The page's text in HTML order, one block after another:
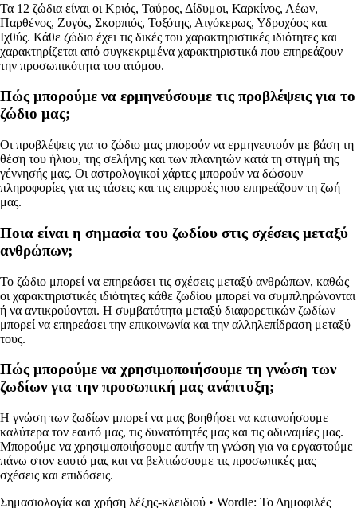
Τα 12 ζώδια είναι οι Κριός, Ταύρος, Δίδυμοι, Καρκίνος, Λέων,
Παρθένος, Ζυγός, Σκορπιός, Τοξότης, Αιγόκερως, Υδροχόος και
Ιχθύς. Κάθε ζώδιο έχει τις δικές του χαρακτηριστικές ιδιότητες και
χαρακτηρίζεται από συγκεκριμένα χαρακτηριστικά που επηρεάζουν
την προσωπικότητα του ατόμου.
Πώς μπορούμε να ερμηνεύσουμε τις προβλέψεις για το
ζώδιο μας;
Οι προβλέψεις για το ζώδιο μας μπορούν να ερμηνευτούν με βάση τη
θέση του ήλιου, της σελήνης και των πλανητών κατά τη στιγμή της
γέννησής μας. Οι αστρολογικοί χάρτες μπορούν να δώσουν
πληροφορίες για τις τάσεις και τις επιρροές που επηρεάζουν τη ζωή
μας.
Ποια είναι η σημασία του ζωδίου στις σχέσεις μεταξύ
ανθρώπων;
Το ζώδιο μπορεί να επηρεάσει τις σχέσεις μεταξύ ανθρώπων, καθώς
οι χαρακτηριστικές ιδιότητες κάθε ζωδίου μπορεί να συμπληρώνονται
ή να αντικρούονται. Η συμβατότητα μεταξύ διαφορετικών ζωδίων
μπορεί να επηρεάσει την επικοινωνία και την αλληλεπίδραση μεταξύ
τους.
Πώς μπορούμε να χρησιμοποιήσουμε τη γνώση των
ζωδίων για την προσωπική μας ανάπτυξη;
Η γνώση των ζωδίων μπορεί να μας βοηθήσει να κατανοήσουμε
καλύτερα τον εαυτό μας, τις δυνατότητές μας και τις αδυναμίες μας.
Μπορούμε να χρησιμοποιήσουμε αυτήν τη γνώση για να εργαστούμε
πάνω στον εαυτό μας και να βελτιώσουμε τις προσωπικές μας
σχέσεις και επιδόσεις.
Σημασιολογία και χρήση λέξης-κλειδιού • Wordle: Το Δημοφιλές